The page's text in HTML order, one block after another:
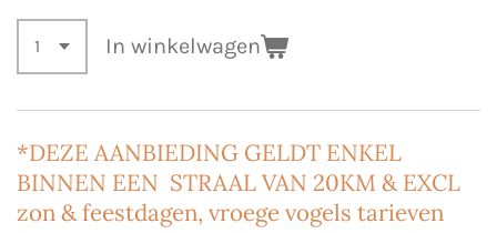
In winkelwagen
*DEZE AANBIEDING GELDT ENKEL
BINNEN EEN STRAAL VAN 20KM & EXCL
zon & feestdagen, vroege vogels tarieven